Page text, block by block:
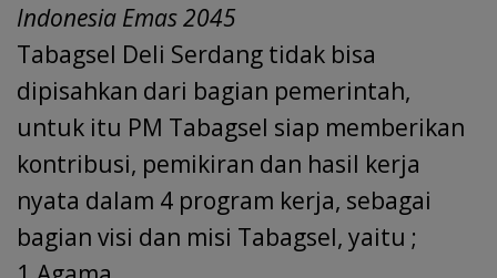
Indonesia Emas 2045
Tabagsel Deli Serdang tidak bisa
dipisahkan dari bagian pemerintah,
untuk itu PM Tabagsel siap memberikan
kontribusi, pemikiran dan hasil kerja
nyata dalam 4 program kerja, sebagai
bagian visi dan misi Tabagsel, yaitu ;